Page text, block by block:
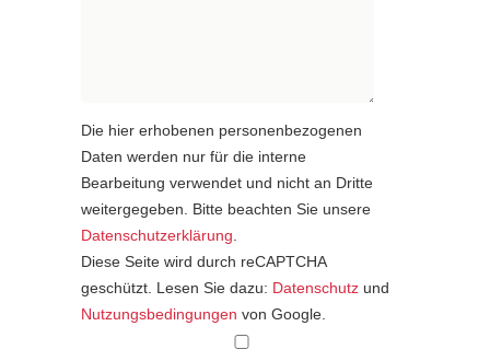
Die hier erhobenen personenbezogenen
Daten werden nur für die interne
Bearbeitung verwendet und nicht an Dritte
weitergegeben. Bitte beachten Sie unsere
Datenschutzerklärung.
Diese Seite wird durch reCAPTCHA
geschützt. Lesen Sie dazu: Datenschutz und
Nutzungsbedingungen von Google.